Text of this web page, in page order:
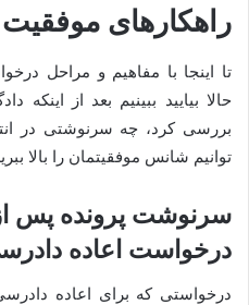
راهکارهای موفقیت
تا اینجا با مفاهیم و مراحل
حالا بیایید ببینیم بعد از اینکه
بررسی کرد، چه سرنوشتی در
توانیم شانس موفقیتمان را بالا
سرنوشت پرونده پس
درخواست اعاده
درخواستی که برای اعاده